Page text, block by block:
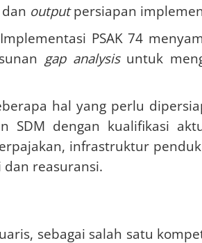
outputpersiapan
Implementasi PSAK 74
gap analysis untuk
hal yang perlu
dengan kualifikasi
infrastruktur
reasuransi.
sebagai salah satu